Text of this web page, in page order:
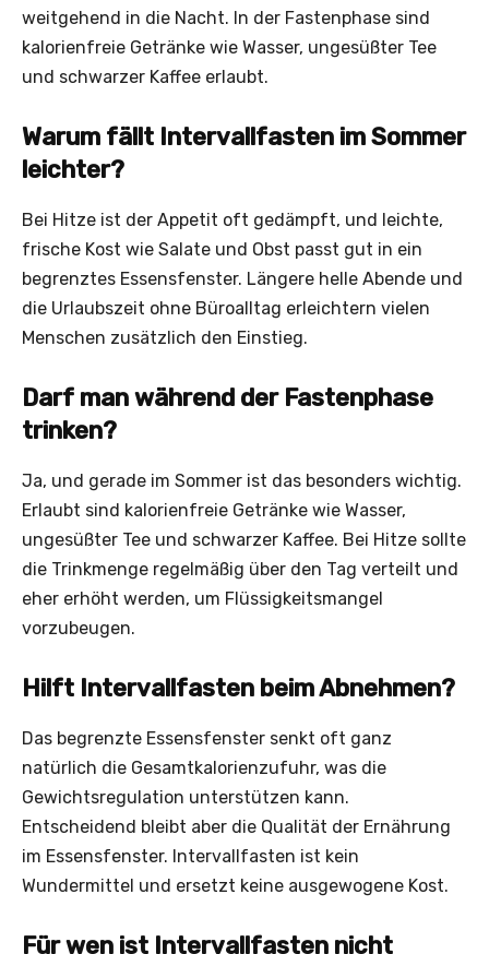
weitgehend in die Nacht. In der Fastenphase sind
kalorienfreie Getränke wie Wasser, ungesüßter Tee
und schwarzer Kaffee erlaubt.
Warum fällt Intervallfasten im Sommer
leichter?
Bei Hitze ist der Appetit oft gedämpft, und leichte,
frische Kost wie Salate und Obst passt gut in ein
begrenztes Essensfenster. Längere helle Abende und
die Urlaubszeit ohne Büroalltag erleichtern vielen
Menschen zusätzlich den Einstieg.
Darf man während der Fastenphase
trinken?
Ja, und gerade im Sommer ist das besonders wichtig.
Erlaubt sind kalorienfreie Getränke wie Wasser,
ungesüßter Tee und schwarzer Kaffee. Bei Hitze sollte
die Trinkmenge regelmäßig über den Tag verteilt und
eher erhöht werden, um Flüssigkeitsmangel
vorzubeugen.
Hilft Intervallfasten beim Abnehmen?
Das begrenzte Essensfenster senkt oft ganz
natürlich die Gesamtkalorienzufuhr, was die
Gewichtsregulation unterstützen kann.
Entscheidend bleibt aber die Qualität der Ernährung
im Essensfenster. Intervallfasten ist kein
Wundermittel und ersetzt keine ausgewogene Kost.
Für wen ist Intervallfasten nicht